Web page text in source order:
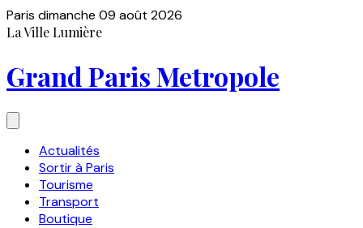
Paris dimanche 09 août 2026
La Ville Lumière
Grand Paris Metropole
Actualités
Sortir à Paris
Tourisme
Transport
Boutique